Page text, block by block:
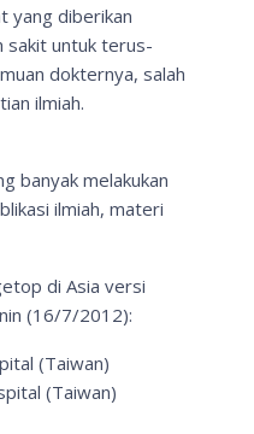
yang diberikan
sakit untuk terus-
dokternya, salah
ilmiah.
banyak melakukan
ilmiah, materi
di Asia versi
(16/7/2012):
(Taiwan)
(Taiwan)